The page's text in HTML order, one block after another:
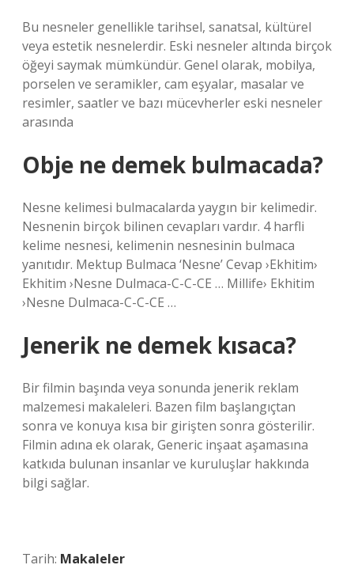
Bu nesneler genellikle tarihsel, sanatsal, kültürel
veya estetik nesnelerdir. Eski nesneler altında birçok
öğeyi saymak mümkündür. Genel olarak, mobilya,
porselen ve seramikler, cam eşyalar, masalar ve
resimler, saatler ve bazı mücevherler eski nesneler
arasında
Obje ne demek bulmacada?
Nesne kelimesi bulmacalarda yaygın bir kelimedir.
Nesnenin birçok bilinen cevapları vardır. 4 harfli
kelime nesnesi, kelimenin nesnesinin bulmaca
yanıtıdır. Mektup Bulmaca ‘Nesne’ Cevap ›Ekhitim›
Ekhitim ›Nesne Dulmaca-C-C-CE … Millife› Ekhitim
›Nesne Dulmaca-C-C-CE …
Jenerik ne demek kısaca?
Bir filmin başında veya sonunda jenerik reklam
malzemesi makaleleri. Bazen film başlangıçtan
sonra ve konuya kısa bir girişten sonra gösterilir.
Filmin adına ek olarak, Generic inşaat aşamasına
katkıda bulunan insanlar ve kuruluşlar hakkında
bilgi sağlar.
Tarih: Makaleler